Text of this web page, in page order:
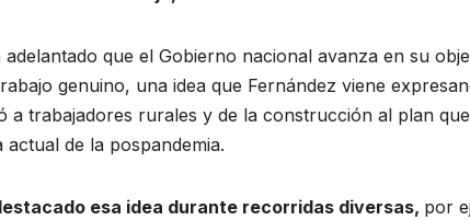
adelantado que el Gobierno nacional avanza en su
genuino, una idea que Fernández viene
a trabajadores rurales y de la construcción al plan
de la pospandemia.
esa idea durante recorridas diversas, por